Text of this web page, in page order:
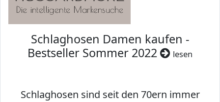
Schlaghosen Damen kaufen -
Bestseller Sommer 2022
lesen
Schlaghosen sind seit den 70ern immer